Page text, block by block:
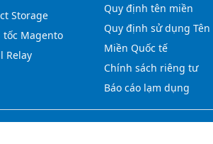
Storage
tốc Magento
Relay
Quy định tên miền
Quy định sử dụng Tên
Miền Quốc tế
Chính sách riêng tư
Báo cáo lạm dụng